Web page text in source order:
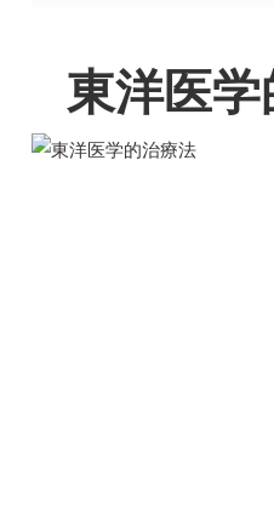
東洋医